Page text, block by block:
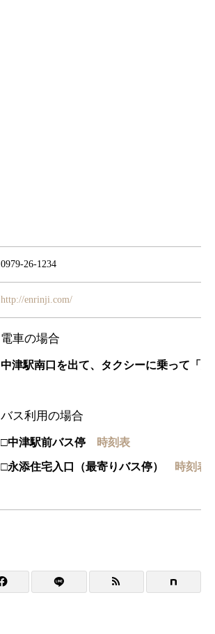
0979-26-1234
http://enrinji.com/
電車の場合
中津駅南口を出て、タクシー
バス利用の場合
□中津駅前バス停 時刻表
□永添住宅入口（最寄りバス停） 時刻表